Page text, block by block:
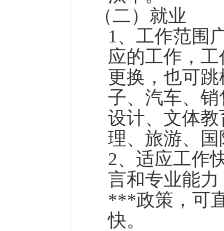
（二）就业
1、工作范围
应的工作，
更换，也可
子、汽车、
设计、文体
理、旅游、
2、适应工作
言和专业能
***政策，可
快。